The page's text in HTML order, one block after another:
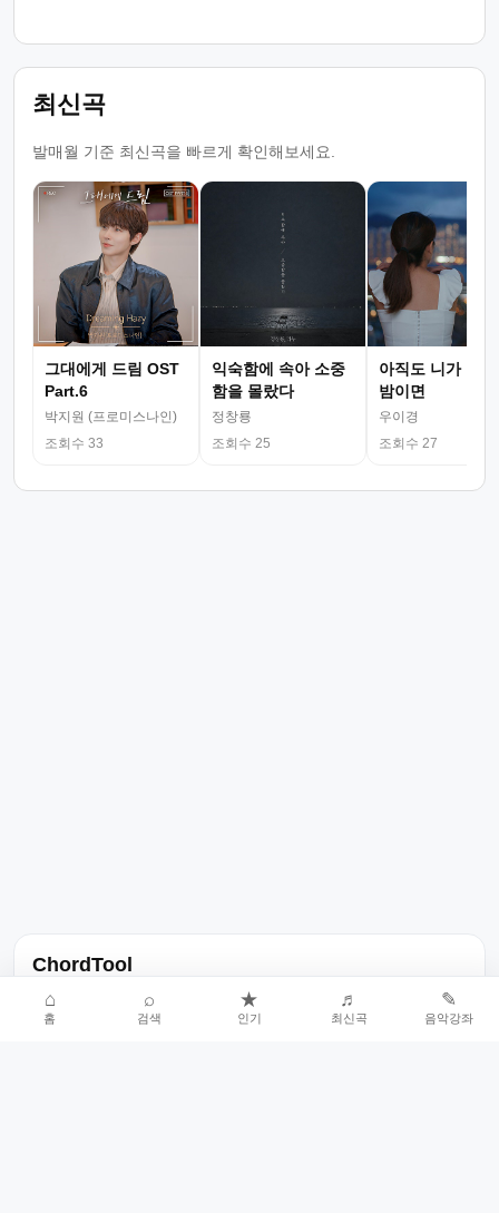
최신곡
발매월 기준 최신곡을 빠르게 확인해보세요.
그대에게 드림 OST
Part.6
박지원 (프로미스나인)
조회수 33
익숙함에 속아 소중
함을 몰랐다
정창룡
조회수 25
아직도 니가 그
밤이면
우이경
조회수 27
ChordTool
노래 가사, 곡 정보, 코드, 악보를 한곳에서 찾을 수 있는 음악 정보
서비스입니다.
⌂
홈
⌕
검색
★
인기
♬
최신곡
✎
음악강좌